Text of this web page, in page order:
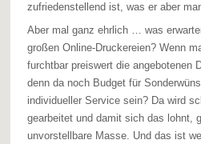
zufriedenstellend ist, was er aber
Aber mal ganz ehrlich … was
großen Online-Druckereien? Wenn
furchtbar preiswert die angebotenen
denn da noch Budget für
individueller Service sein? Da wird
gearbeitet und damit sich das lohnt,
unvorstellbare Masse. Und das ist